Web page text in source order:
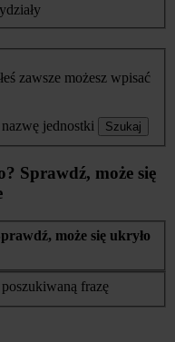
zawsze możesz wpisać
jednostki Szukaj
Sprawdź, może się
może się ukryło
frazę